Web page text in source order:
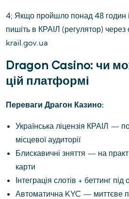
4; Якщо пройшло понад 48 годин
пишіть в КРАІЛ (регулятор) через
krail.gov.ua
Dragon Casino: чи
цій платформі
Переваги Драгон Казино:
Українська ліцензія КРАІЛ —
місцевої аудиторії
Блискавичні зняття — на
карти
Інтеграція слотів + беттинг
Автоматична KYC — миттєве